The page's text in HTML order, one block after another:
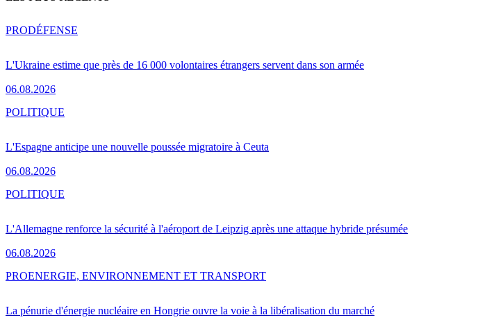
L'Ukraine estime que près de 16 000 volontaires étrangers servent dans son armée
06.08.2026
PRODÉFENSE
L'Espagne anticipe une nouvelle poussée migratoire à Ceuta
06.08.2026
POLITIQUE
L'Allemagne renforce la sécurité à l'aéroport de Leipzig après une attaque hybride présumée
06.08.2026
POLITIQUE
La pénurie d'énergie nucléaire en Hongrie ouvre la voie à la libéralisation du marché
PROENERGIE, ENVIRONNEMENT ET TRANSPORT